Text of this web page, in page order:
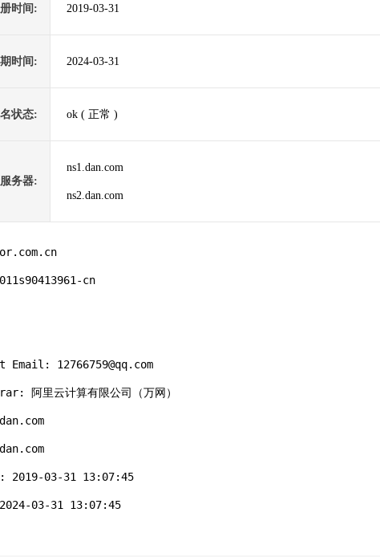
时间: 2019-03-31
时间: 2024-03-31
状态: ok ( 正常 )
务器:
ns1.dan.com
ns2.dan.com
cn
12766759@qq.com
阿里云计算有限公司（万网）
2019-03-31 13:07:45
03-31 13:07:45